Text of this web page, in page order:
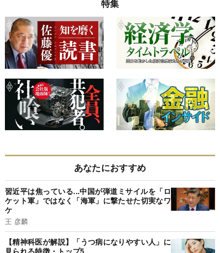
特集
あなたにおすすめ
習近平は焦っている...中国が弾道ミサイルを「ロ
ケット軍」ではなく「海軍」に撃たせた切実なワ
ケ
王 彦麟
【精神科医が解説】「うつ病になりやすい人」に